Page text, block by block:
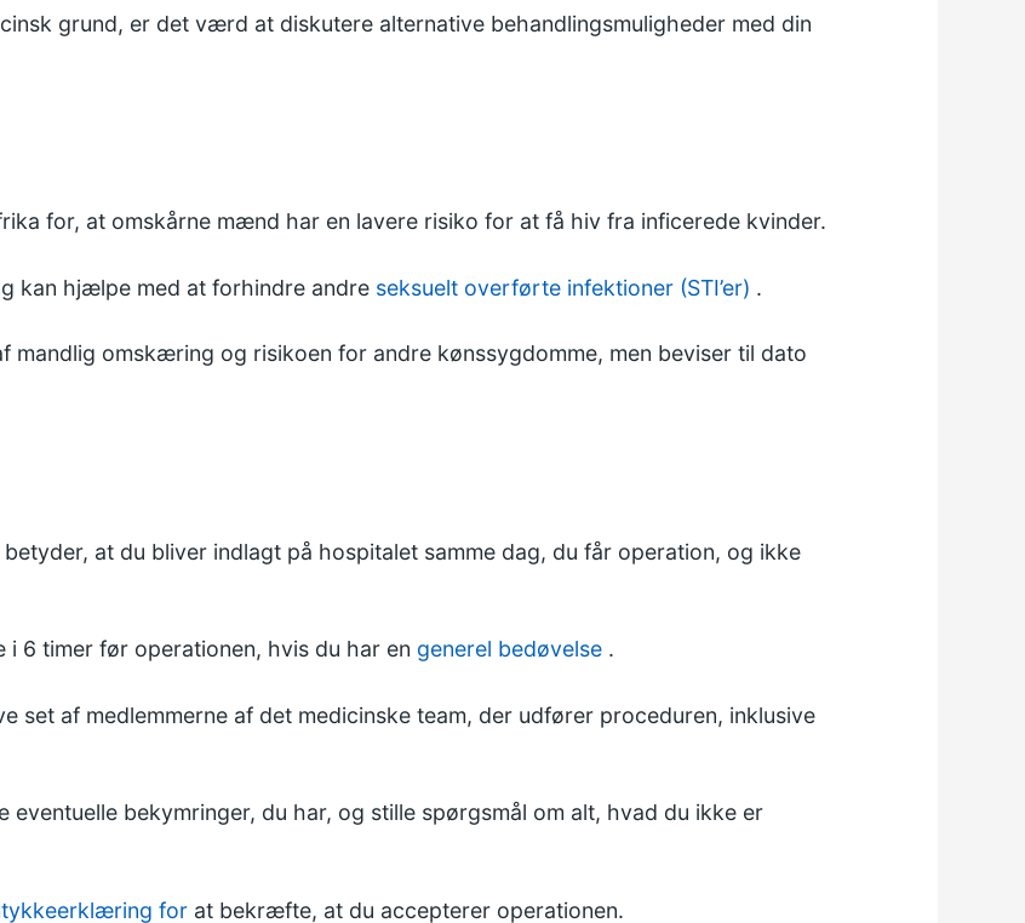
grund, er det værd at diskutere alternative behandlingsmuligheder med din
for, at omskårne mænd har en lavere risiko for at få hiv fra inficerede kvinder.
kan hjælpe med at forhindre andre seksuelt overførte infektioner (STI’er) .
mandlig omskæring og risikoen for andre kønssygdomme, men beviser til dato
at du bliver indlagt på hospitalet samme dag, du får operation, og ikke
6 timer før operationen, hvis du har en generel bedøvelse.
set af medlemmerne af det medicinske team, der udfører proceduren, inklusive
bekymringer, du har, og stille spørgsmål om alt, hvad du ikke er
forat bekræfte, at du accepterer operationen.